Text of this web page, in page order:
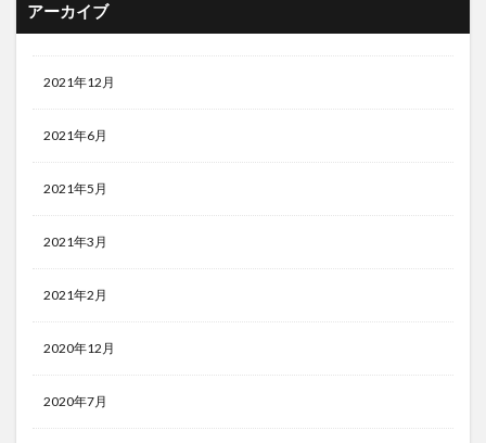
アーカイブ
2021年12月
2021年6月
2021年5月
2021年3月
2021年2月
2020年12月
2020年7月